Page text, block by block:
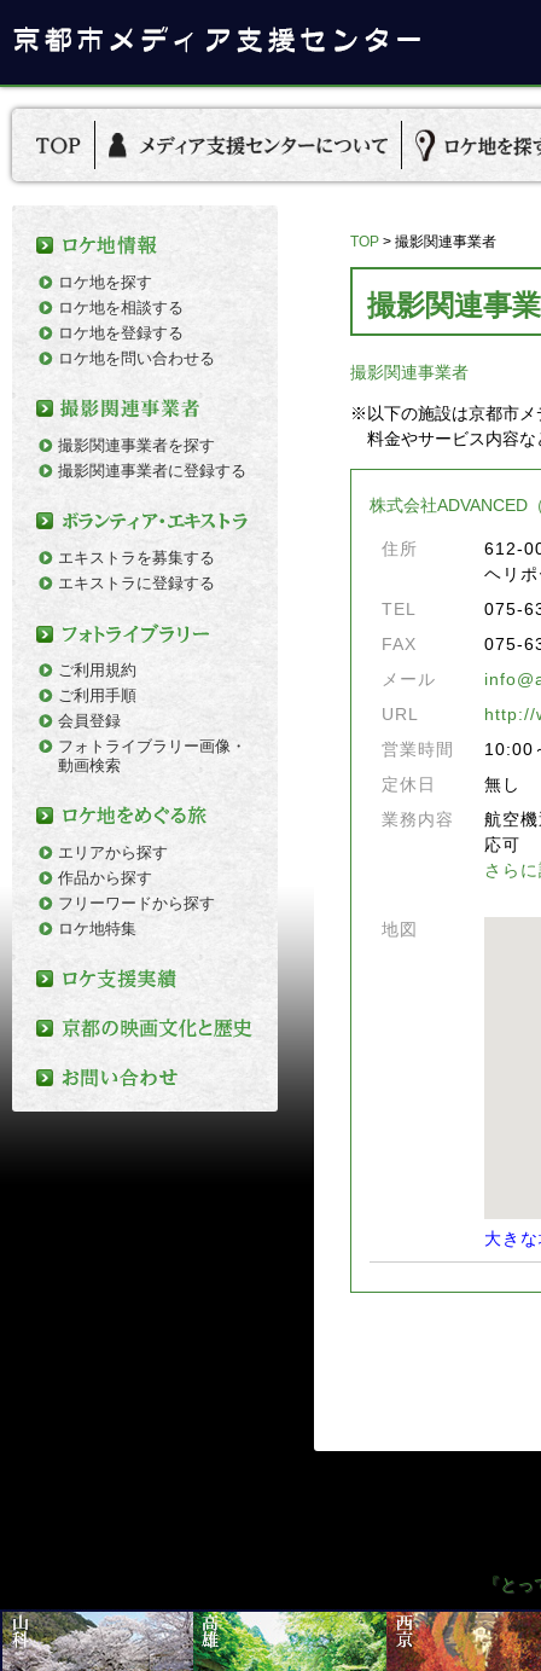
TOP > 撮影関連事業者
撮影関連事
撮影関連事業者
※以下の施設は京都市メ
料金やサービス内容
株式会社ADVANCED
住所
612-
ヘリ
TEL
075-
FAX
075-
メール
URL
http://
営業時間
10:00
定休日
無し
業務内容
航空
応可
さら
地図
大き
ロケ地を探す
ロケ地を相談する
ロケ地を登録する
ロケ地を問い合わせる
撮影関連事業者を探す
撮影関連事業者に登録する
エキストラを募集する
エキストラに登録する
ご利用規約
ご利用手順
会員登録
フォトライブラリー画像・
動画検索
エリアから探す
作品から探す
フリーワードから探す
ロケ地特集
『と